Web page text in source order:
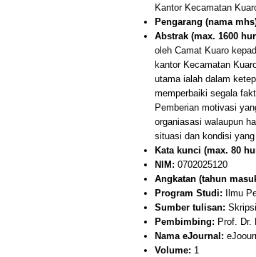
Kantor Kecamatan
Pengarang (nama
Abstrak (max. 1600
oleh Camat Kuaro
kantor Kecamatan
utama ialah dalam
memperbaiki segala
Pemberian motivasi
organiasasi walaupun
situasi dan kondisi
Kata kunci (max. 80
NIM: 0702025120
Angkatan (tahun
Program Studi: Ilmu
Sumber tulisan: Skripsi
Pembimbing: Prof. Dr.
Nama eJournal:
Volume: 1